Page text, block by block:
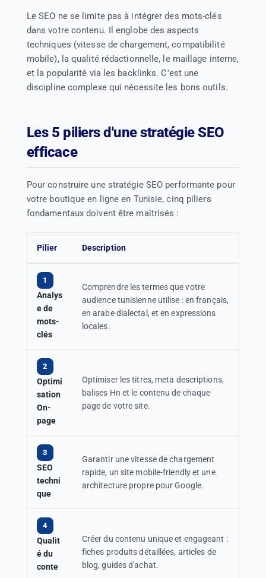
Le SEO ne se limite pas à intégrer des mots-clés
dans votre contenu. Il englobe des aspects
techniques (vitesse de chargement, compatibilité
mobile), la qualité rédactionnelle, le maillage interne,
et la popularité via les backlinks. C'est une
discipline complexe qui nécessite les bons outils.
Les 5 piliers d'une stratégie SEO
efficace
Pour construire une stratégie SEO performante pour
votre boutique en ligne en Tunisie, cinq piliers
fondamentaux doivent être maîtrisés :
Pilier Description
1
Analys
e de
mots-
clés
Comprendre les termes que votre
audience tunisienne utilise : en français,
en arabe dialectal, et en expressions
locales.
2
Optimi
sation
On-
page
Optimiser les titres, meta descriptions,
balises Hn et le contenu de chaque
page de votre site.
3
SEO
techni
que
Garantir une vitesse de chargement
rapide, un site mobile-friendly et une
architecture propre pour Google.
4
Qualit
é du
conte
Créer du contenu unique et engageant :
fiches produits détaillées, articles de
blog, guides d'achat.